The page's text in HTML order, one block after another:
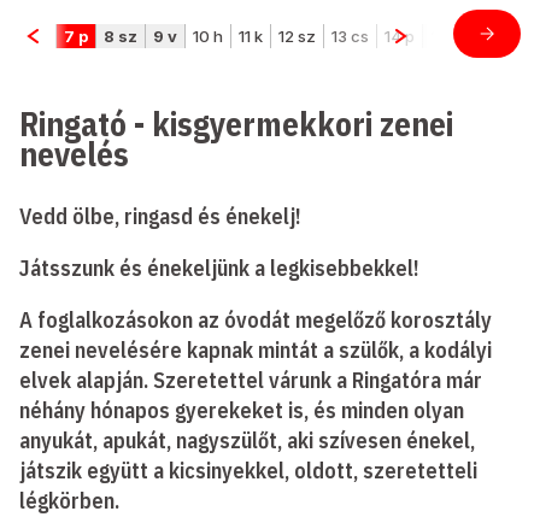
Ringató - kisgyermekkori zenei
nevelés
Vedd ölbe, ringasd és énekelj!
Játsszunk és énekeljünk a legkisebbekkel!
A foglalkozásokon az óvodát megelőző korosztály
zenei nevelésére kapnak mintát a szülők, a kodályi
elvek alapján. Szeretettel várunk a Ringatóra már
néhány hónapos gyerekeket is, és minden olyan
anyukát, apukát, nagyszülőt, aki szívesen énekel,
játszik együtt a kicsinyekkel, oldott, szeretetteli
légkörben.